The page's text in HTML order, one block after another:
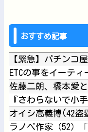
おすすめ記事